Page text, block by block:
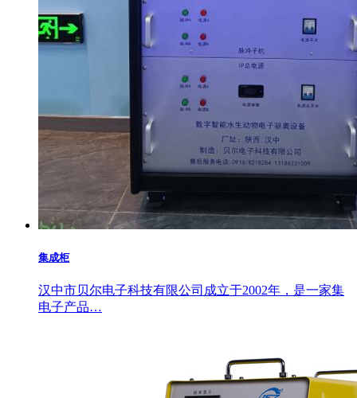
集成柜
汉中市贝尔电子科技有限公司成立于2002年，是一家集
电子产品…